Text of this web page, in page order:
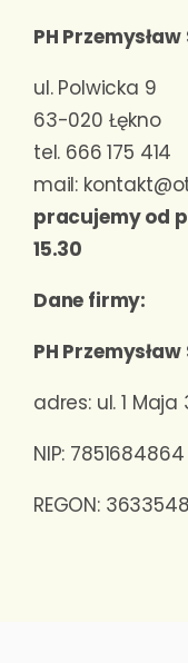
PH
ul. Polwicka 9
63-020 Łękno
tel. 666 175 414
mail:
pracujemy od
15.30
Dane firmy:
PH
adres: ul. 1
NIP: 7851684864
REGON: